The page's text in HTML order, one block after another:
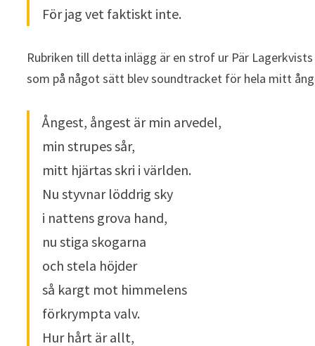
För jag vet faktiskt inte.
Rubriken till detta inlägg är en strof ur Pär
som på något sätt blev soundtracket för hela mitt
Ångest, ångest är min arvedel,
min strupes sår,
mitt hjärtas skri i världen.
Nu styvnar löddrig sky
i nattens grova hand,
nu stiga skogarna
och stela höjder
så kargt mot himmelens
förkrympta valv.
Hur hårt är allt,